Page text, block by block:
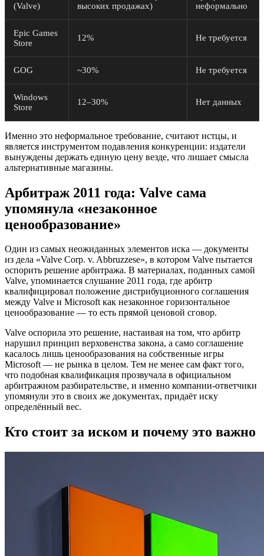
(Valve)
высоких продажах)
неформально
Epic Games
Store
12% Не требуется
GOG ~30% Не требуется
Windows
Store
12–30% Нет данных
Именно это неформальное требование, считают истцы, и
является инструментом подавления конкуренции: издатели
вынуждены держать единую цену везде, что лишает смысла
альтернативные магазины.
Арбитраж 2011 года: Valve сама
упомянула «незаконное
ценообразование»
Один из самых неожиданных элементов иска — документы
из дела «Valve Corp. v. Abbruzzese», в котором Valve пытается
оспорить решение арбитража. В материалах, поданных самой
Valve, упоминается слушание 2011 года, где арбитр
квалифицировал положение дистрибуционного соглашения
между Valve и Microsoft как незаконное горизонтальное
ценообразование — то есть прямой ценовой сговор.
Valve оспорила это решение, настаивая на том, что арбитр
нарушил принцип верховенства закона, а само соглашение
касалось лишь ценообразования на собственные игры
Microsoft — не рынка в целом. Тем не менее сам факт того,
что подобная квалификация прозвучала в официальном
арбитражном разбирательстве, и именно компании-ответчики
упомянули это в своих же документах, придаёт иску
определённый вес.
Кто стоит за иском и почему это важно